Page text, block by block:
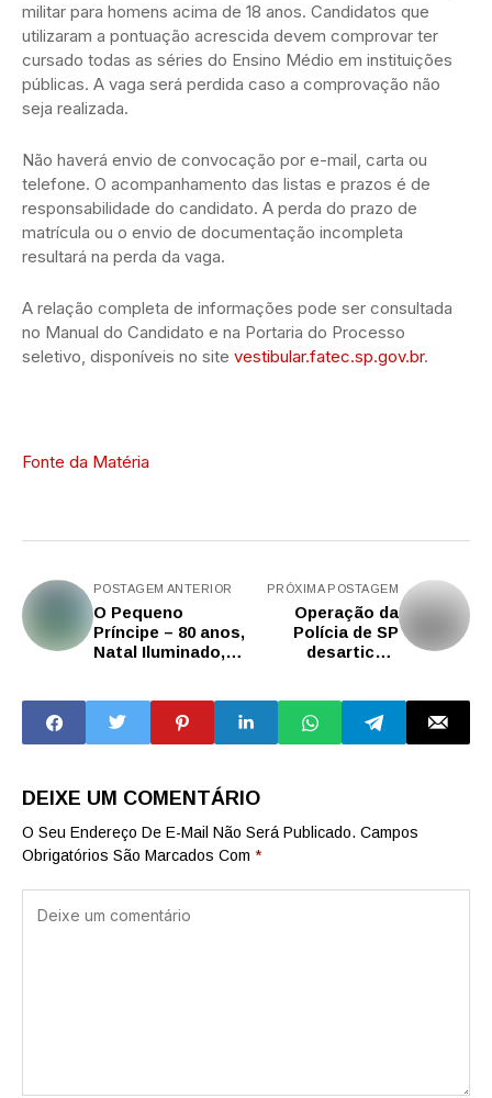
militar para homens acima de 18 anos. Candidatos que
utilizaram a pontuação acrescida devem comprovar ter
cursado todas as séries do Ensino Médio em instituições
públicas. A vaga será perdida caso a comprovação não
seja realizada.
Não haverá envio de convocação por e-mail, carta ou
telefone. O acompanhamento das listas e prazos é de
responsabilidade do candidato. A perda do prazo de
matrícula ou o envio de documentação incompleta
resultará na perda da vaga.
A relação completa de informações pode ser consultada
no Manual do Candidato e na Portaria do Processo
seletivo, disponíveis no site vestibular.fatec.sp.gov.br.
Fonte da Matéria
POSTAGEM ANTERIOR
O Pequeno
Príncipe – 80 anos,
Natal Iluminado,
a programação
cultural no estado
PRÓXIMA POSTAGEM
Operação da
Polícia de SP
desarticula
para adulterar
cocaína
DEIXE UM COMENTÁRIO
O Seu Endereço De E-Mail Não Será Publicado. Campos
Obrigatórios São Marcados Com *